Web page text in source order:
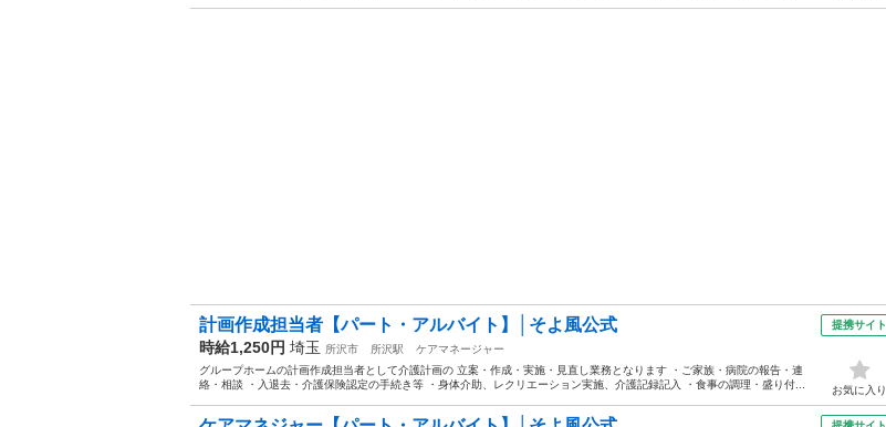
計画作成担当者【パート・アルバイト】│そよ風公式
時給1,250円 埼玉 所沢市 所沢駅
ケアマネージャー
グループホームの計画作成担当者として介護計画の 立案・作成・実施・見直し業務となります ・ご家族・病院の報告・連
絡・相談 ・入退去・介護保険認定の手続き等 ・身体介助、レクリエーション実施、介護記録記入 ・食事の調理・盛り付...
提携サイト
お気に入り